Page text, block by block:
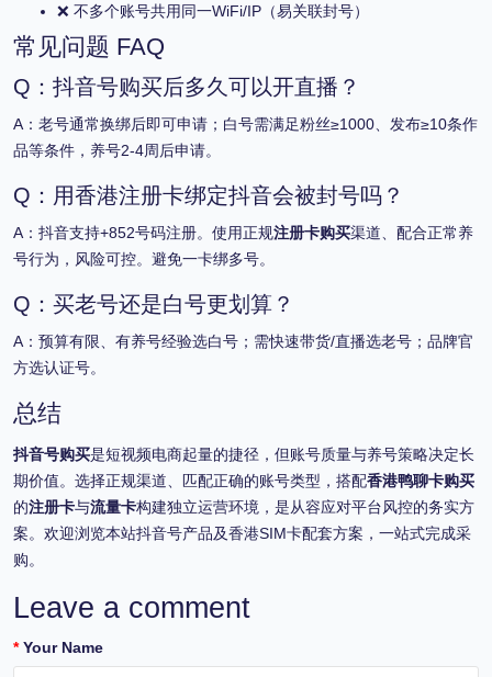
❌ 不多个账号共用同一WiFi/IP（易关联封号）
常见问题 FAQ
Q：抖音号购买后多久可以开直播？
A：老号通常换绑后即可申请；白号需满足粉丝≥1000、发布≥10条作
品等条件，养号2-4周后申请。
Q：用香港注册卡绑定抖音会被封号吗？
A：抖音支持+852号码注册。使用正规注册卡购买渠道、配合正常养
号行为，风险可控。避免一卡绑多号。
Q：买老号还是白号更划算？
A：预算有限、有养号经验选白号；需快速带货/直播选老号；品牌官
方选认证号。
总结
抖音号购买是短视频电商起量的捷径，但账号质量与养号策略决定长
期价值。选择正规渠道、匹配正确的账号类型，搭配香港鸭聊卡购买
的注册卡与流量卡构建独立运营环境，是从容应对平台风控的务实方
案。欢迎浏览本站抖音号产品及香港SIM卡配套方案，一站式完成采
购。
Leave a comment
Your Name